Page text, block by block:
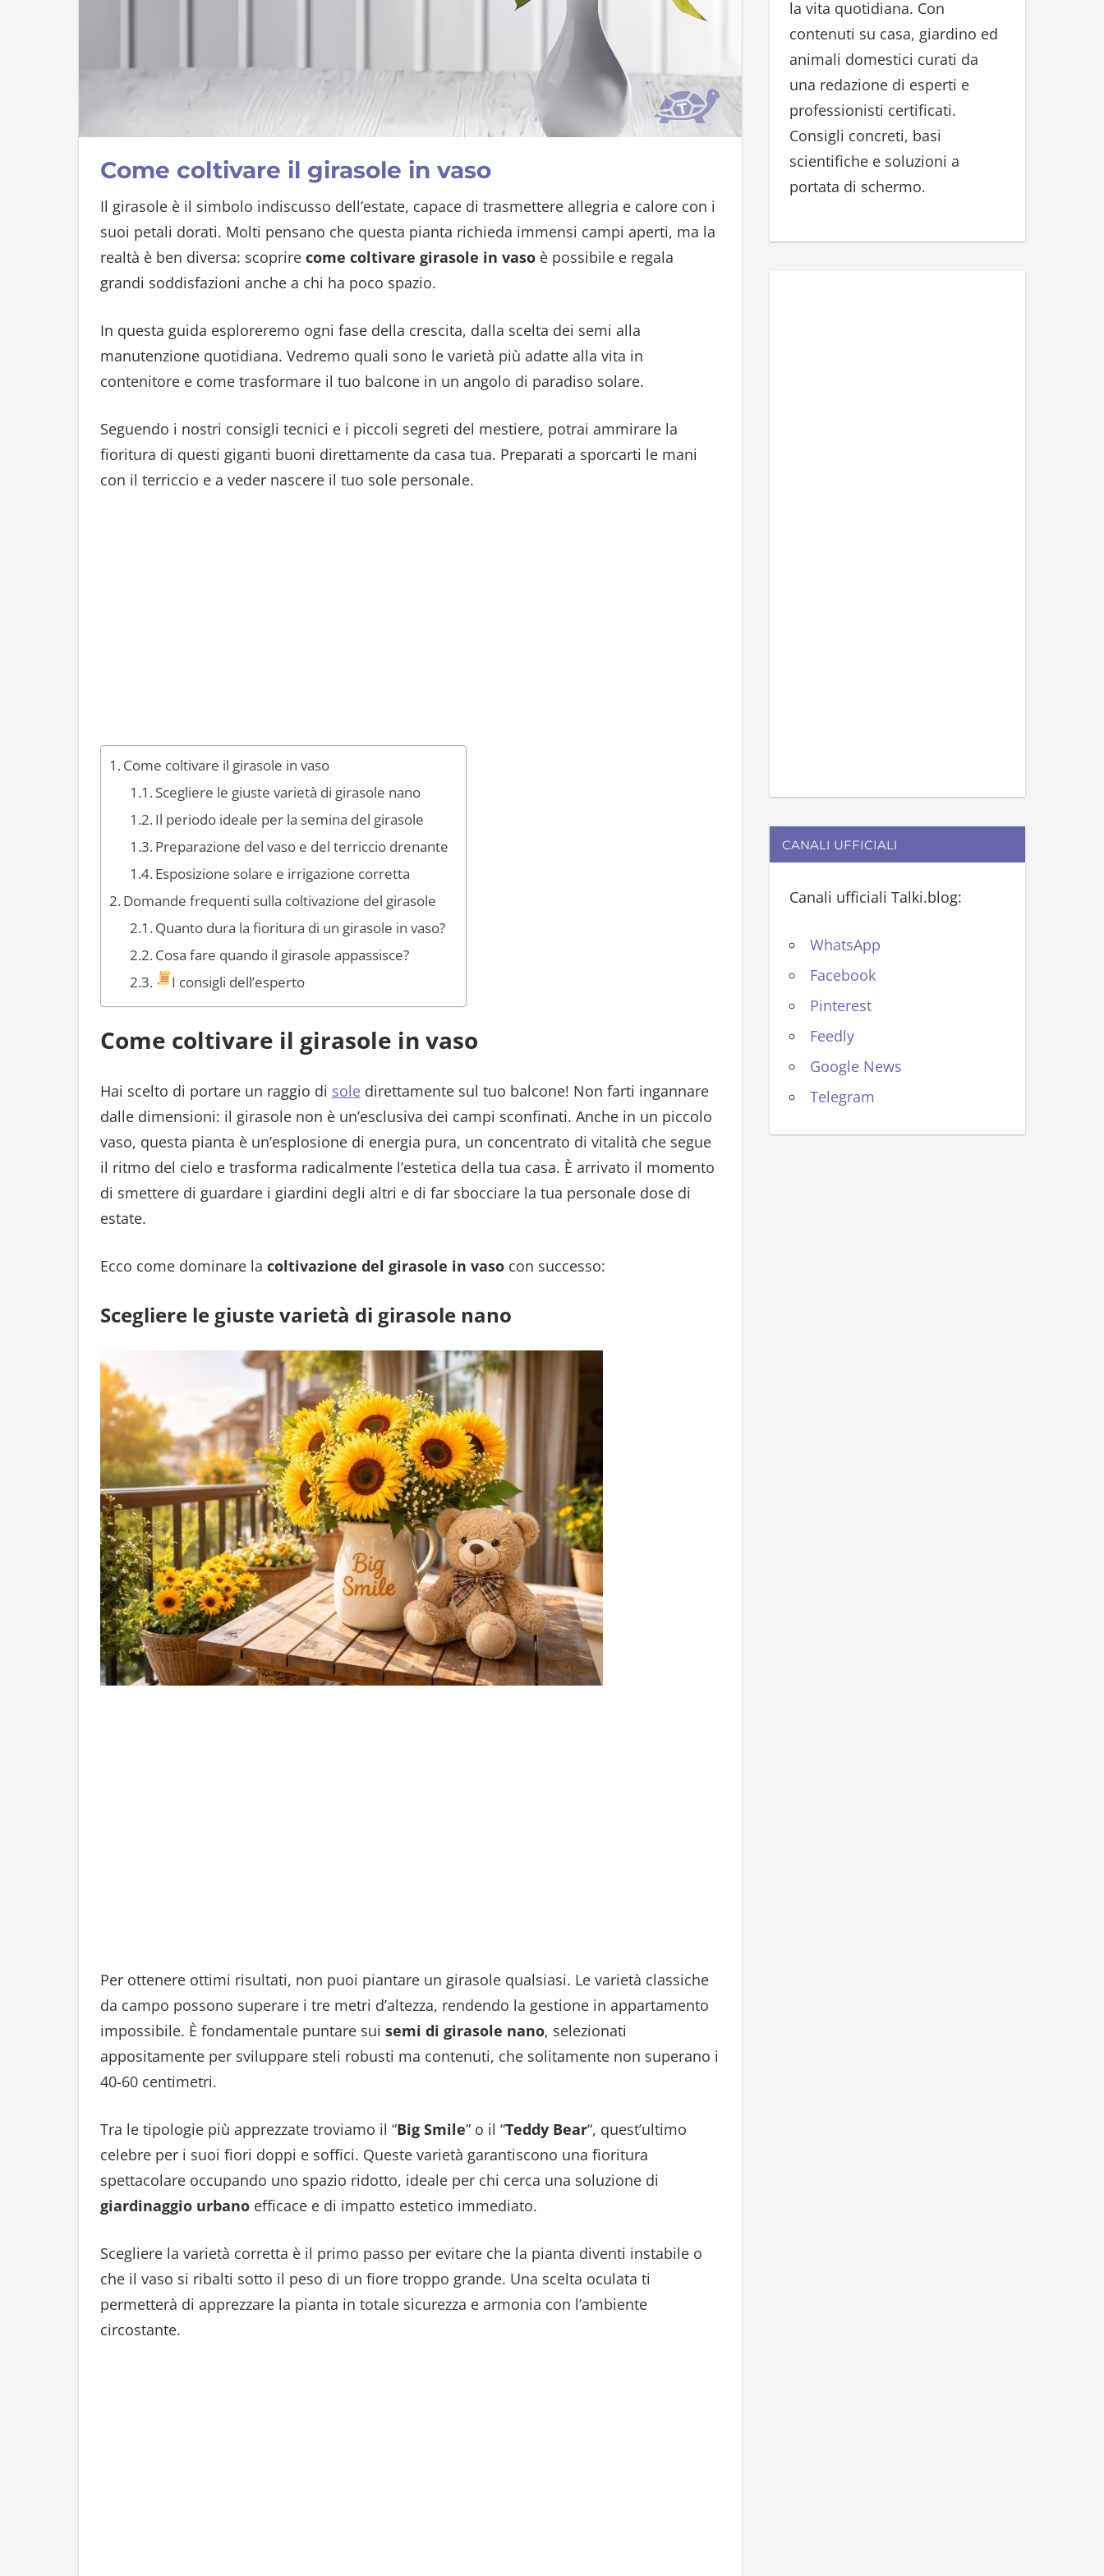
Come coltivare il girasole in vaso
Il girasole è il simbolo indiscusso dell’estate, capace di trasmettere allegria e calore con i
suoi petali dorati. Molti pensano che questa pianta richieda immensi campi aperti, ma la
realtà è ben diversa: scoprire come coltivare girasole in vasoè possibile e regala
grandi soddisfazioni anche a chi ha poco spazio.
In questa guida esploreremo ogni fase della crescita, dalla scelta dei semi alla
manutenzione quotidiana. Vedremo quali sono le varietà più adatte alla vita in
contenitore e come trasformare il tuo balcone in un angolo di paradiso solare.
Seguendo i nostri consigli tecnici e i piccoli segreti del mestiere, potrai ammirare la
fioritura di questi giganti buoni direttamente da casa tua. Preparati a sporcarti le mani
con il terriccio e a veder nascere il tuo sole personale.
Come coltivare il girasole in vaso
Scegliere le giuste varietà di girasole nano
Il periodo ideale per la semina del girasole
Preparazione del vaso e del terriccio drenante
Esposizione solare e irrigazione corretta
Domande frequenti sulla coltivazione del girasole
Quanto dura la fioritura di un girasole in vaso?
Cosa fare quando il girasole appassisce?
I consigli dell’esperto
Come coltivare il girasole in vaso
Hai scelto di portare un raggio di soledirettamente sul tuo balcone! Non farti ingannare
dalle dimensioni: il girasole non è un’esclusiva dei campi sconfinati. Anche in un piccolo
vaso, questa pianta è un’esplosione di energia pura, un concentrato di vitalità che segue
il ritmo del cielo e trasforma radicalmente l’estetica della tua casa. È arrivato il momento
di smettere di guardare i giardini degli altri e di far sbocciare la tua personale dose di
estate.
Ecco come dominare la coltivazione del girasole in vasocon successo:
Scegliere le giuste varietà di girasole nano
Per ottenere ottimi risultati, non puoi piantare un girasole qualsiasi. Le varietà classiche
da campo possono superare i tre metri d’altezza, rendendo la gestione in appartamento
impossibile. È fondamentale puntare sui semi di girasole nano, selezionati
appositamente per sviluppare steli robusti ma contenuti, che solitamente non superano i
40-60 centimetri.
Tra le tipologie più apprezzate troviamo il “Big Smile” o il “Teddy Bear“, quest’ultimo
celebre per i suoi fiori doppi e soffici. Queste varietà garantiscono una fioritura
spettacolare occupando uno spazio ridotto, ideale per chi cerca una soluzione di
giardinaggio urbanoefficace e di impatto estetico immediato.
Scegliere la varietà corretta è il primo passo per evitare che la pianta diventi instabile o
che il vaso si ribalti sotto il peso di un fiore troppo grande. Una scelta oculata ti
permetterà di apprezzare la pianta in totale sicurezza e armonia con l’ambiente
circostante.
r
:
la vita quotidiana. Con
contenuti su casa, giardino ed
animali domestici curati da
una redazione di esperti e
professionisti certificati.
Consigli concreti, basi
scientifiche e soluzioni a
portata di schermo.
CANALI UFFICIALI
Canali ufficiali Talki.blog:
WhatsApp
Facebook
Pinterest
Feedly
Google News
Telegram